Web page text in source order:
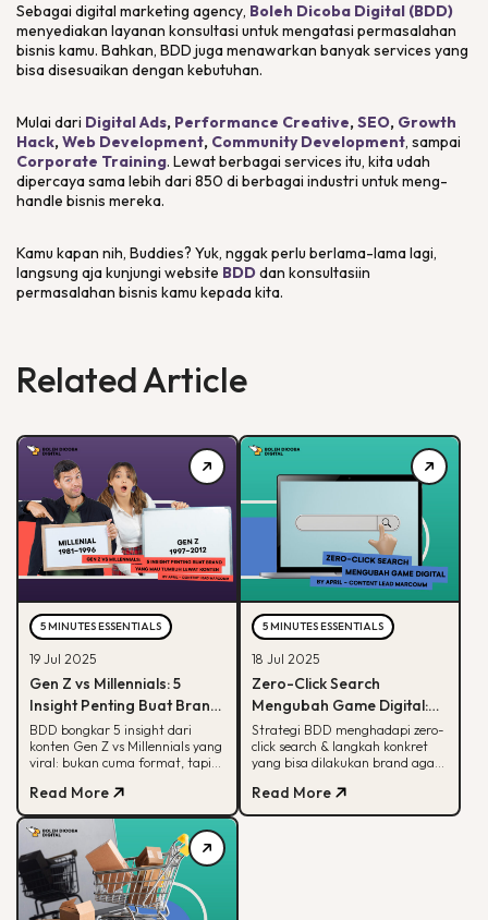
Sebagai digital marketing agency, Boleh Dicoba Digital (BDD)
menyediakan layanan konsultasi untuk mengatasi permasalahan
bisnis kamu. Bahkan, BDD juga menawarkan banyakservices yang
bisa disesuaikan dengan kebutuhan.
Mulai dari Digital Ads, Performance Creative,SEO, Growth
Hack,Web Development, Community Development, sampai
Corporate Training. Lewat berbagai services itu, kita udah
dipercaya sama lebih dari 850 di berbagai industri untuk meng-
handle bisnis mereka.
Kamu kapan nih, Buddies? Yuk, nggak perlu berlama-lama lagi,
langsung aja kunjungi website BDDdan konsultasiin
permasalahan bisnis kamu kepada kita.
Related Article
5 MINUTES ESSENTIALS
19 Jul 2025
Gen Z vs Millennials: 5
Insight Penting Buat Brand
yang Mau Tumbuh Lewat
Konten
BDD bongkar 5 insight dari
konten Gen Z vs Millennials yang
viral: bukan cuma format, tapi
Read More
5 MINUTES ESSENTIALS
18 Jul 2025
Zero-Click Search
Mengubah Game Digital:
Begini Strategi BDD & Apa
yang Bisa Dilakukan Brand
Strategi BDD menghadapi zero-
click search & langkah konkret
yang bisa dilakukan brand agar
Google
Read More